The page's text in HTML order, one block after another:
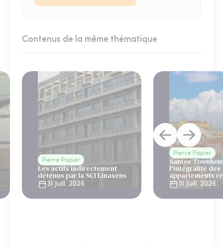
Contenus de la même thématique
Pierre Papier
Les actifs indirectement
détenus par la SCI Linasens
31 Juill. 2026
Pierre Papier
Santos
l’intégralité des
appartements
Lisbonne
31 Juill. 2026